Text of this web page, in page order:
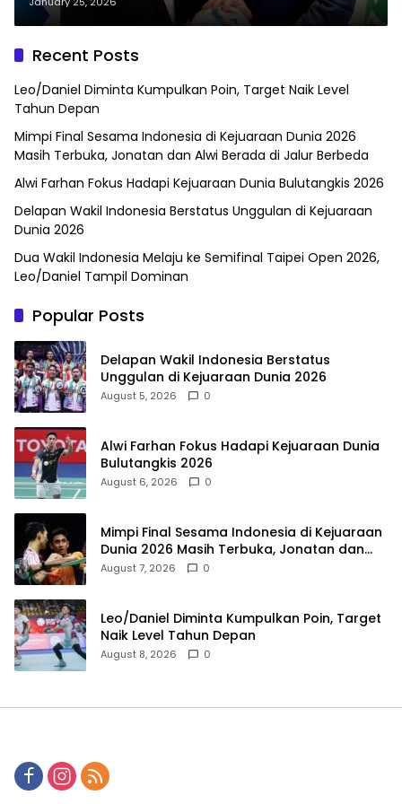
Nyata
Recent Posts
Leo/Daniel Diminta Kumpulkan Poin, Target Naik Level
Tahun Depan
Mimpi Final Sesama Indonesia di Kejuaraan Dunia 2026
Masih Terbuka, Jonatan dan Alwi Berada di Jalur Berbeda
Alwi Farhan Fokus Hadapi Kejuaraan Dunia Bulutangkis 2026
Delapan Wakil Indonesia Berstatus Unggulan di Kejuaraan
Dunia 2026
Dua Wakil Indonesia Melaju ke Semifinal Taipei Open 2026,
Leo/Daniel Tampil Dominan
Popular Posts
Delapan Wakil Indonesia Berstatus
Unggulan di Kejuaraan Dunia 2026
August 5, 2026 0
Alwi Farhan Fokus Hadapi Kejuaraan Dunia
Bulutangkis 2026
August 6, 2026 0
Mimpi Final Sesama Indonesia di Kejuaraan
Dunia 2026 Masih Terbuka, Jonatan dan
Alwi Berada di Jalur Berbeda
August 7, 2026 0
Leo/Daniel Diminta Kumpulkan Poin, Target
Naik Level Tahun Depan
August 8, 2026 0